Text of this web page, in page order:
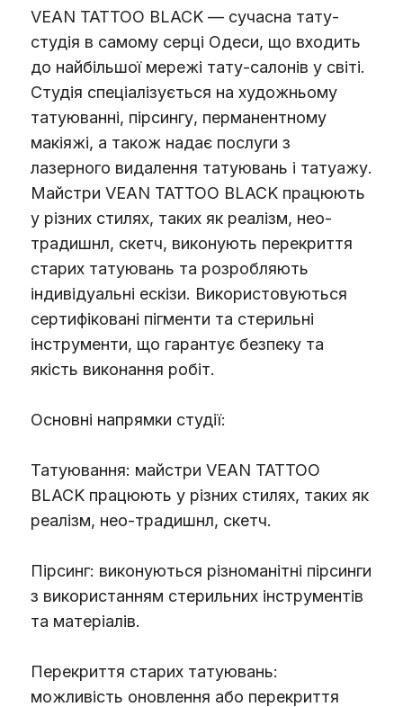
VEAN TATTOO BLACK — сучасна тату-
студія в самому серці Одеси, що входить
до найбільшої мережі тату-салонів у світі.
Студія спеціалізується на художньому
татуюванні, пірсингу, перманентному
макіяжі, а також надає послуги з
лазерного видалення татуювань і татуажу.
Майстри VEAN TATTOO BLACK працюють
у різних стилях, таких як реалізм, нео-
традишнл, скетч, виконують перекриття
старих татуювань та розробляють
індивідуальні ескізи. Використовуються
сертифіковані пігменти та стерильні
інструменти, що гарантує безпеку та
якість виконання робіт.
Основні напрямки студії:
Татуювання: майстри VEAN TATTOO
BLACK працюють у різних стилях, таких як
реалізм, нео-традишнл, скетч.
Пірсинг: виконуються різноманітні пірсинги
з використанням стерильних інструментів
та матеріалів.
Перекриття старих татуювань:
можливість оновлення або перекриття